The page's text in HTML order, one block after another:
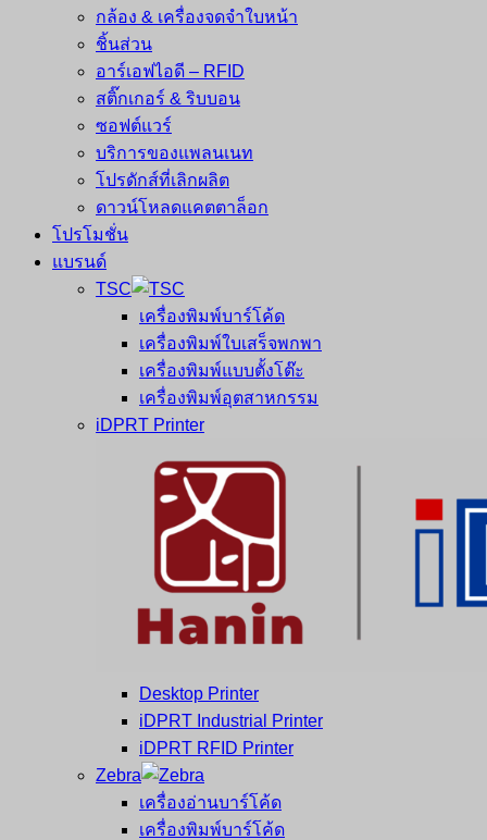
กล้อง & เครื่องจดจำใบหน้า
ชิ้นส่วน
อาร์เอฟไอดี – RFID
สติ๊กเกอร์ & ริบบอน
ซอฟต์แวร์
บริการของแพลนเนท
โปรดักส์ที่เลิกผลิต
ดาวน์โหลดแคตตาล็อก
โปรโมชั่น
แบรนด์
TSC
เครื่องพิมพ์บาร์โค้ด
เครื่องพิมพ์ใบเสร็จพกพา
เครื่องพิมพ์แบบตั้งโต๊ะ
เครื่องพิมพ์อุตสาหกรรม
iDPRT Printer
Desktop Printer
iDPRT Industrial Printer
iDPRT RFID Printer
Zebra
เครื่องอ่านบาร์โค้ด
เครื่องพิมพ์บาร์โค้ด